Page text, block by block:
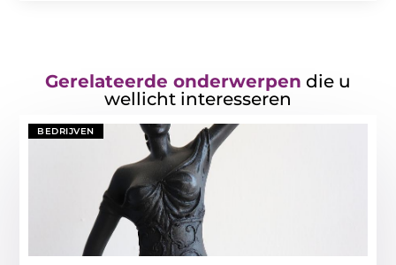
Gerelateerde onderwerpen die u
wellicht interesseren
BEDRIJVEN